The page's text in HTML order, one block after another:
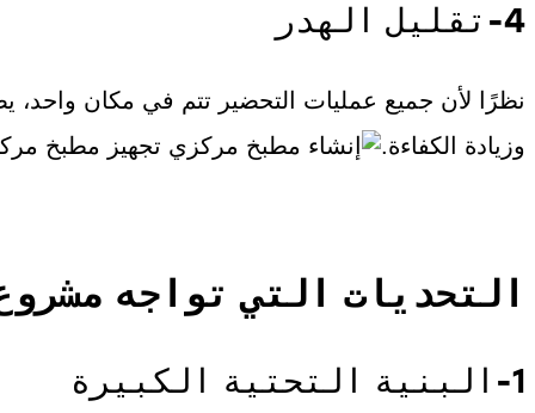
4-تقليل الهدر
نظرًا لأن جميع عمليات التحضير تتم في مكان واحد،
وزيادة الكفاءة.
التحديات التي تواجه
1-البنية التحتية الكبيرة